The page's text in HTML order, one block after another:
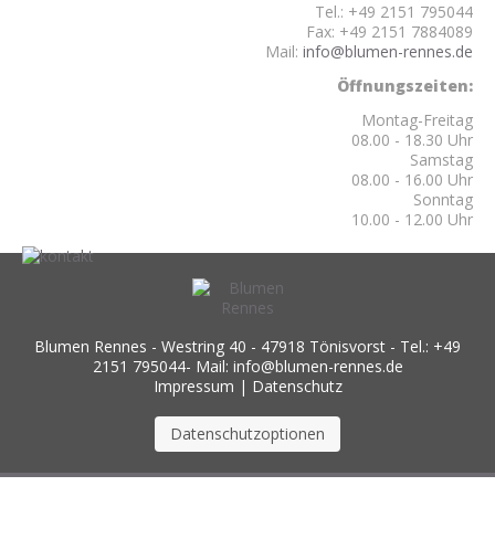
Tel.: +49 2151 795044
Fax: +49 2151 7884089
Mail: info@blumen-rennes.de
Öffnungszeiten:
Montag-Freitag
08.00 - 18.30 Uhr
Samstag
08.00 - 16.00 Uhr
Sonntag
10.00 - 12.00 Uhr
Blumen Rennes - Westring 40 - 47918 Tönisvorst - Tel.: +49
2151 795044- Mail: info@blumen-rennes.de
Impressum | Datenschutz
Datenschutzoptionen